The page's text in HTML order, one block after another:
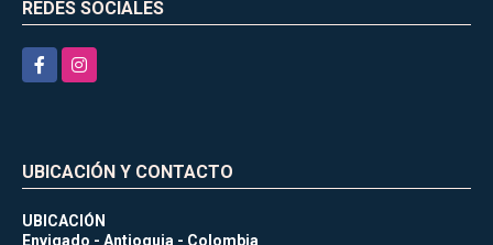
REDES SOCIALES
FacebookInstagram
UBICACIÓN Y CONTACTO
UBICACIÓN
Envigado - Antioquia - Colombia